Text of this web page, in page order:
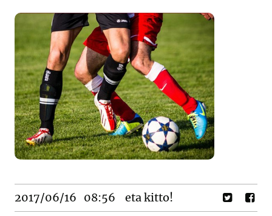
2017/06/16 08:56 eta kitto!